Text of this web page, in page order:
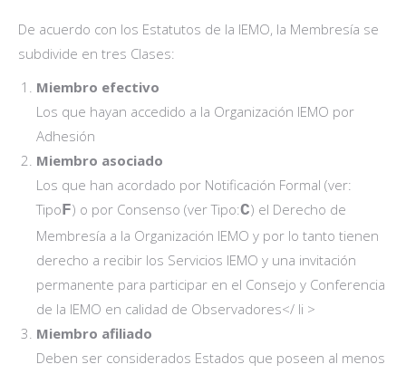
De acuerdo con los Estatutos de la IEMO, la Membresía se
subdivide en tres Clases:
Miembro efectivo
Los que hayan accedido a la Organización IEMO por
Adhesión
Miembro asociado
Los que han acordado por Notificación Formal (ver:
TipoF) o por Consenso (ver Tipo:C) el Derecho de
Membresía a la Organización IEMO y por lo tanto tienen
derecho a recibir los Servicios IEMO y una invitación
permanente para participar en el Consejo y Conferencia
de la IEMO en calidad de Observadores</ li >
Miembro afiliado
Deben ser considerados Estados que poseen al menos